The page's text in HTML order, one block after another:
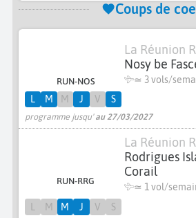
Coups de
RUN-NOS
La Réunion
Nosy be
≃ 3 vols/
programme jusqu'au 27/03/2027
L M M J V S
RUN-RRG
La Réunion
Rodrigues
Corail
≃ 1 vol/
M M J V S